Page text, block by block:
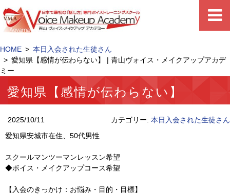
HOME
本日入会された生徒さん
愛知県【感情が伝わらない】 | 青山ヴォイス・メイクアップアカデ
ミー
愛知県【感情が伝わらない】
2025/10/11 カテゴリー: 本日入会された生徒さん
愛知県安城市在住、50代男性
スクールマンツーマンレッスン希望
◆ボイス・メイクアップコース希望
【入会のきっかけ：お悩み・目的・目標】